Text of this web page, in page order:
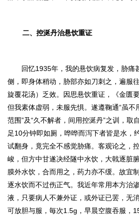
二、控涎丹治悬饮重证
回忆1935年，我的悬饮病复发，胁痛
侧，即身体稍动，胁部亦如刀刺之，遍服
旋覆花汤）乏效。因思悬饮重证，《金匮
但我素体虚弱，未服先惧。遂遵鞠通“虽不
范围”及“久不解者，间用控涎丹”之训，取
足10分钟即如厕，哗哗而泻下者皆是水，
试翻身，竟完全不感觉胁痛。客观论之，
峻，但方中甘遂决经隧中水饮，大戟逐脏
膜外水饮，合而用之，药力亦不缓。故宜
逐水饮而不过伤正气。 我近年常用本方治
液，只要病人不兼外证，或外证已罢，无
可放胆与服，毎次1.5g，早晨空腹吞服，